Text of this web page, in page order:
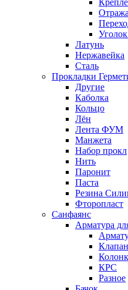
Латунь
Нержавейка
Сталь
Прокладки
Другие
Каболка
Кольцо
Лён
Лента ФУМ
Манжета
Набор прокл
Нить
Паронит
Паста
Резина
Фторопласт
Санфаянс
Арматура
Клапан
КРС
Разное